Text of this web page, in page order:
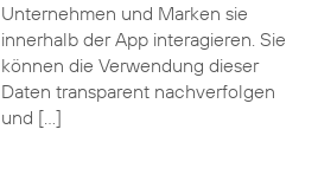
Unternehmen und Marken sie
innerhalb der App interagieren. Sie
können die Verwendung dieser
Daten transparent nachverfolgen
und […]